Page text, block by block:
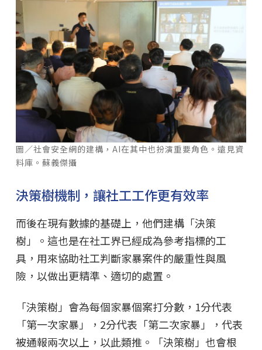
圖／社會安全網的建構，AI在其中也扮演重要角色。遠見資
料庫。蘇義傑攝
決策樹機制，讓社工工作更有效率
而後在現有數據的基礎上，他們建構「決策
樹」。這也是在社工界已經成為參考指標的工
具，用來協助社工判斷家暴案件的嚴重性與風
險，以做出更精準、適切的處置。
「決策樹」會為每個家暴個案打分數，1分代表
「第一次家暴」，2分代表「第二次家暴」，代表
被通報兩次以上，以此類推。「決策樹」也會根